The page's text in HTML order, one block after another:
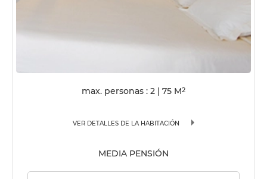
max. personas : 2 | 75 M2
VER DETALLES DE LA HABITACIÓN
MEDIA PENSIÓN